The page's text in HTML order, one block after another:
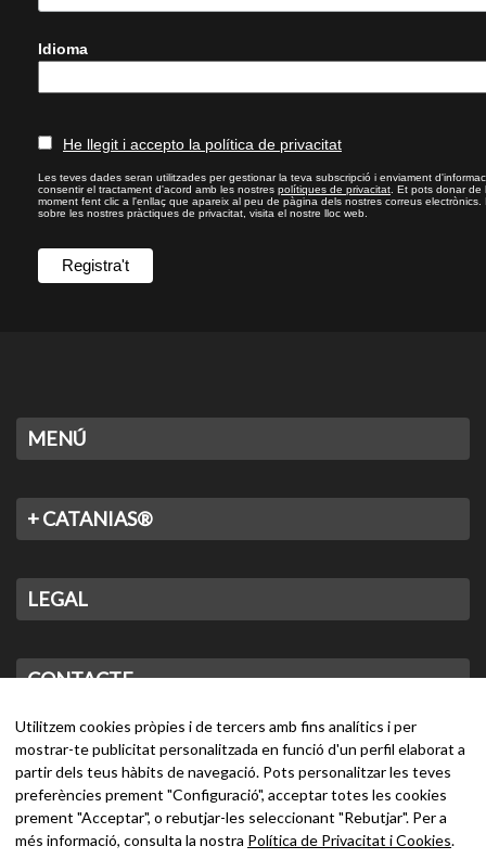
Idioma
He llegit i accepto la política de privacitat
Les teves dades seran utilitzades per gestionar la teva subscripció i enviament
consentir el tractament d'acord amb les nostres polítiques de privacitat . Et pots donar
moment fent clic a l'enllaç que apareix al peu de pàgina dels nostres correus electrònics.
sobre les nostres pràctiques de privacitat, visita el nostre lloc web.
MENÚ
+ CATANIAS®
LEGAL
CONTACTE
Utilitzem cookies pròpies i de tercers amb fins analítics i per
mostrar-te publicitat personalitzada en funció d'un perfil elaborat a
partir dels teus hàbits de navegació. Pots personalitzar les teves
preferències prement "Configuració", acceptar totes les cookies
prement "Acceptar", o rebutjar-les seleccionant "Rebutjar". Per a
més informació, consulta la nostra Política de Privacitat i Cookies.